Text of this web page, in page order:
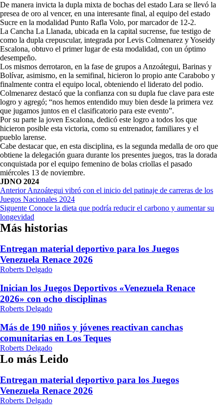
De manera invicta la dupla mixta de bochas del estado Lara se llevó la
presea de oro al vencer, en una interesante final, al equipo del estado
Sucre en la modalidad Punto Rafla Volo, por marcador de 12-2.
La Cancha La Llanada, ubicada en la capital sucrense, fue testigo de
como la dupla crepuscular, integrada por Levis Colmenarez y Yoseidy
Escalona, obtuvo el primer lugar de esta modalidad, con un óptimo
desempeño.
Los mismos derrotaron, en la fase de grupos a Anzoátegui, Barinas y
Bolívar, asimismo, en la semifinal, hicieron lo propio ante Carabobo y
finalmente contra el equipo local, obteniendo el liderato del podio.
Colmenarez destacó que la confianza con su dupla fue clave para este
logro y agregó; “nos hemos entendido muy bien desde la primera vez
que jugamos juntos en el clasificatorio para este evento”.
Por su parte la joven Escalona, dedicó este logro a todos los que
hicieron posible esta victoria, como su entrenador, familiares y el
pueblo larense.
Cabe destacar que, en esta disciplina, es la segunda medalla de oro que
obtiene la delegación guara durante los presentes juegos, tras la dorada
conquistada por el equipo femenino de bolas criollas el pasado
miércoles 13 de noviembre.
JDNO 2024
Navegación
de
entradas
AnteriorAnzoátegui vibró con el inicio del patinaje de carreras de los
Juegos Nacionales 2024
Siguente Conoce la dieta que podría reducir el carbono y aumentar su
longevidad
Más historias
Entregan material deportivo para los Juegos
Venezuela Renace 2026
Roberts Delgado
Inician los Juegos Deportivos «Venezuela Renace
2026» con ocho disciplinas
Roberts Delgado
Más de 190 niños y jóvenes reactivan canchas
comunitarias en Los Teques
Roberts Delgado
Lo más Leido
Entregan material deportivo para los Juegos
Venezuela Renace 2026
Roberts Delgado